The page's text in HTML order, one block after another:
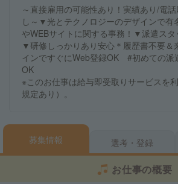
～直接雇用の可能性あり！実績あり/電
し～▼光とテクノロジーのデザインで有
やWEBサイトに関する事務！▼派遣スタ
▼研修しっかりあり安心＊履歴書不要＆
インですぐにWeb登録OK #初めての
OK
※このお仕事は給与即受取りサービスを
規定あり）。
募集情報 選考・登録
お仕事の概要